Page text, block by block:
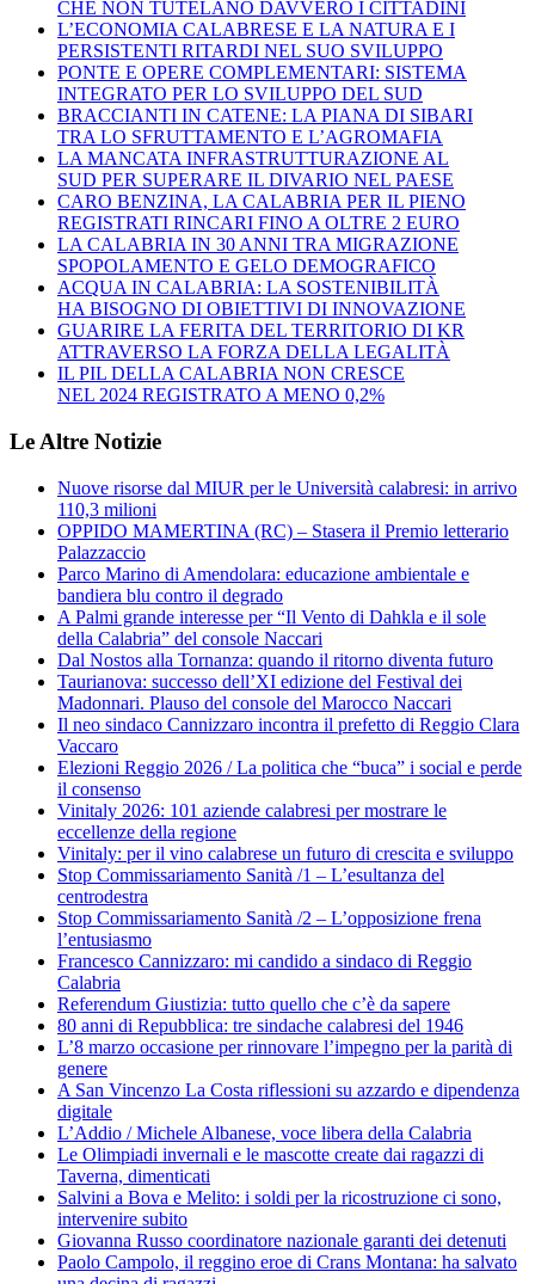
CHE NON TUTELANO DAVVERO I CITTADINI
L’ECONOMIA CALABRESE E LA NATURA E I
PERSISTENTI RITARDI NEL SUO SVILUPPO
PONTE E OPERE COMPLEMENTARI: SISTEMA
INTEGRATO PER LO SVILUPPO DEL SUD
BRACCIANTI IN CATENE: LA PIANA DI SIBARI
TRA LO SFRUTTAMENTO E L’AGROMAFIA
LA MANCATA INFRASTRUTTURAZIONE AL
SUD PER SUPERARE IL DIVARIO NEL PAESE
CARO BENZINA, LA CALABRIA PER IL PIENO
REGISTRATI RINCARI FINO A OLTRE 2 EURO
LA CALABRIA IN 30 ANNI TRA MIGRAZIONE
SPOPOLAMENTO E GELO DEMOGRAFICO
ACQUA IN CALABRIA: LA SOSTENIBILITÀ
HA BISOGNO DI OBIETTIVI DI INNOVAZIONE
GUARIRE LA FERITA DEL TERRITORIO DI KR
ATTRAVERSO LA FORZA DELLA LEGALITÀ
IL PIL DELLA CALABRIA NON CRESCE
NEL 2024 REGISTRATO A MENO 0,2%
Le Altre Notizie
Nuove risorse dal MIUR per le Università calabresi: in arrivo
110,3 milioni
OPPIDO MAMERTINA (RC) – Stasera il Premio letterario
Palazzaccio
Parco Marino di Amendolara: educazione ambientale e
bandiera blu contro il degrado
A Palmi grande interesse per “Il Vento di Dahkla e il sole
della Calabria” del console Naccari
Dal Nostos alla Tornanza: quando il ritorno diventa futuro
Taurianova: successo dell’XI edizione del Festival dei
Madonnari. Plauso del console del Marocco Naccari
Il neo sindaco Cannizzaro incontra il prefetto di Reggio Clara
Vaccaro
Elezioni Reggio 2026 / La politica che “buca” i social e perde
il consenso
Vinitaly 2026: 101 aziende calabresi per mostrare le
eccellenze della regione
Vinitaly: per il vino calabrese un futuro di crescita e sviluppo
Stop Commissariamento Sanità /1 – L’esultanza del
centrodestra
Stop Commissariamento Sanità /2 – L’opposizione frena
l’entusiasmo
Francesco Cannizzaro: mi candido a sindaco di Reggio
Calabria
Referendum Giustizia: tutto quello che c’è da sapere
80 anni di Repubblica: tre sindache calabresi del 1946
L’8 marzo occasione per rinnovare l’impegno per la parità di
genere
A San Vincenzo La Costa riflessioni su azzardo e dipendenza
digitale
L’Addio / Michele Albanese, voce libera della Calabria
Le Olimpiadi invernali e le mascotte create dai ragazzi di
Taverna, dimenticati
Salvini a Bova e Melito: i soldi per la ricostruzione ci sono,
intervenire subito
Giovanna Russo coordinatore nazionale garanti dei detenuti
Paolo Campolo, il reggino eroe di Crans Montana: ha salvato